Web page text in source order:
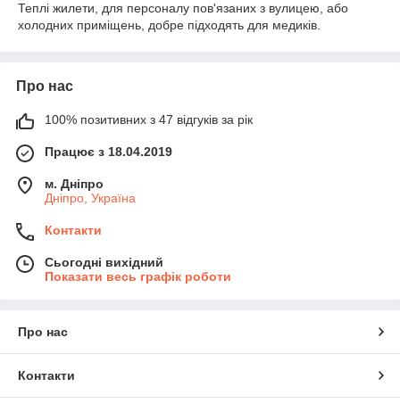
Теплі жилети, для персоналу пов'язаних з вулицею, або
холодних приміщень, добре підходять для медиків.
Про нас
100% позитивних з 47 відгуків за рік
Працює з 18.04.2019
м. Дніпро
Дніпро, Україна
Контакти
Сьогодні вихідний
Показати весь графік роботи
Про нас
Контакти